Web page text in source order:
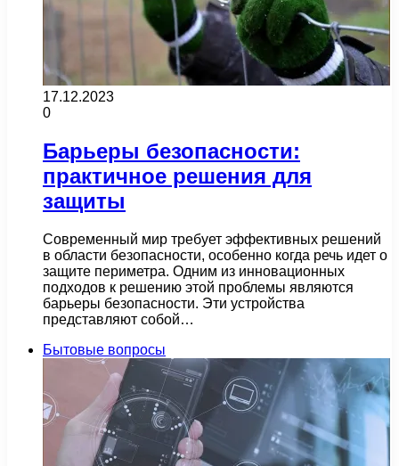
17.12.2023
0
Барьеры безопасности:
практичное решения для
защиты
Современный мир требует эффективных решений
в области безопасности, особенно когда речь идет о
защите периметра. Одним из инновационных
подходов к решению этой проблемы являются
барьеры безопасности. Эти устройства
представляют собой…
Бытовые вопросы